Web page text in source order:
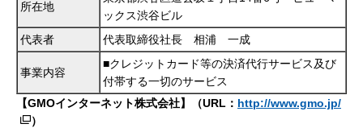
所在地
ックス渋谷ビル
代表者
代表取締役社長 相浦 一成
事業内容
■クレジットカード等の決済代行サービス及び
付帯する一切のサービス
【GMOインターネット株式会社】（URL： http://www.gmo.jp/
）